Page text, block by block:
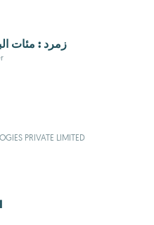
زمرد : مئات
PRIVATE LIMITED